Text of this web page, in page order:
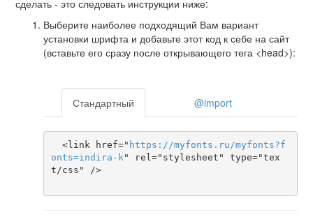
сделать - это следовать инструкции ниже:
Выберите наиболее подходящий Вам вариант
установки шрифта и добавьте этот код к себе на сайт
(вставьте его сразу после открывающего тега <head>):
Стандартный @import
  <link href="
https ://myfonts . ru /myfonts?f
onts=indira-k " rel="stylesheet" type="tex
t/css" />